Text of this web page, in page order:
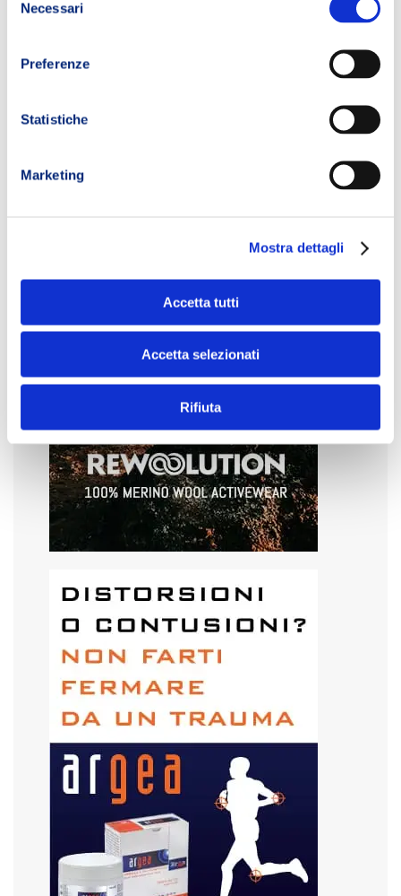
delNecessari
Preferenze
Statistiche
Marketing
Mostra dettagli
Accetta tutti
Accetta selezionati
Rifiuta